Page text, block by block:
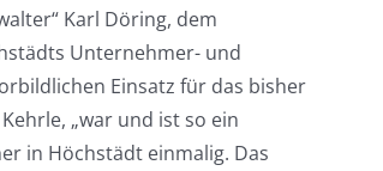
Karl Döring, dem
Unternehmer- und
Einsatz für das bisher
„war und ist so ein
in Höchstädt einmalig. Das